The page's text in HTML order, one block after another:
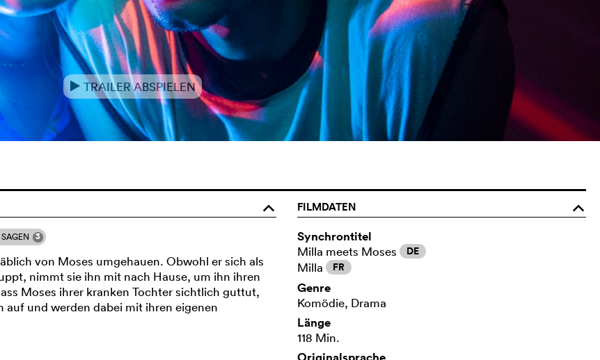
e TRAILER ABSPIELEN
o
3
von Moses umgehauen. Obwohl er sich als
nimmt sie ihn mit nach Hause, um ihn ihren
Moses ihrer kranken Tochter sichtlich guttut,
auf und werden dabei mit ihren eigenen
FILMDATEN
o
Synchrontitel
Milla meets Moses DE
Milla FR
Genre
Komödie, Drama
Länge
118 Min.